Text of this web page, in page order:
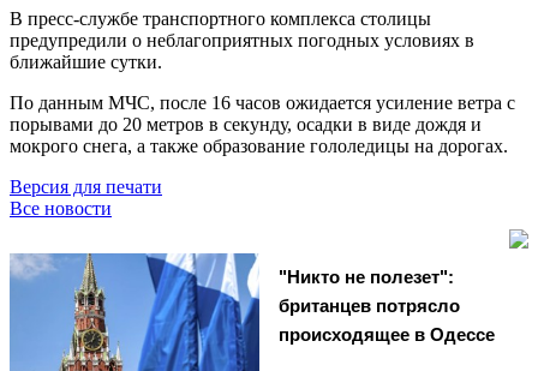
В пресс-службе транспортного комплекса столицы
предупредили о неблагоприятных погодных условиях в
ближайшие сутки.
По данным МЧС, после 16 часов ожидается усиление ветра с
порывами до 20 метров в секунду, осадки в виде дождя и
мокрого снега, а также образование гололедицы на дорогах.
Версия для печати
Все новости
"Никто не полезет":
британцев потрясло
происходящее в Одессе